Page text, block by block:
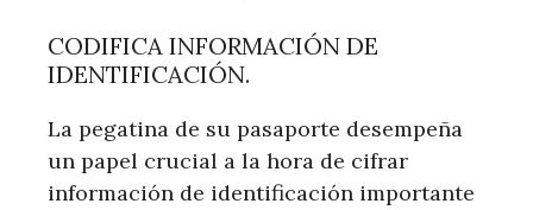
CODIFICA INFORMACIÓN DE
IDENTIFICACIÓN.
La pegatina de su pasaporte desempeña
un papel crucial a la hora de cifrar
información de identificación importante